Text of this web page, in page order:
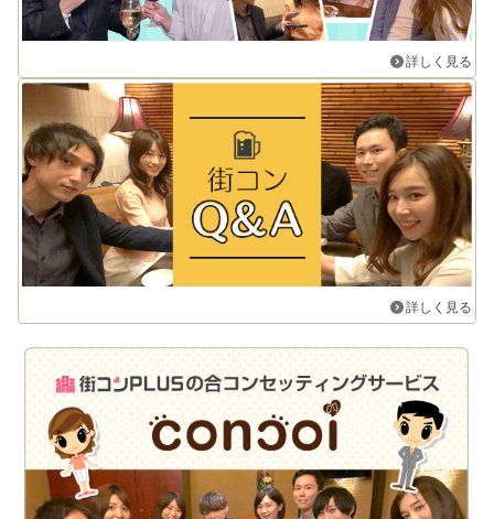
詳しく見る
詳しく見る